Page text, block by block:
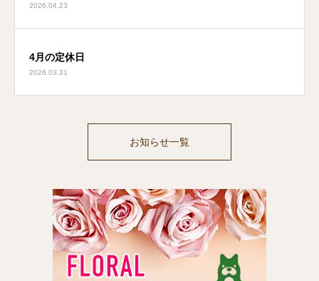
2026.04.23
4月の定休日
2026.03.31
お知らせ一覧